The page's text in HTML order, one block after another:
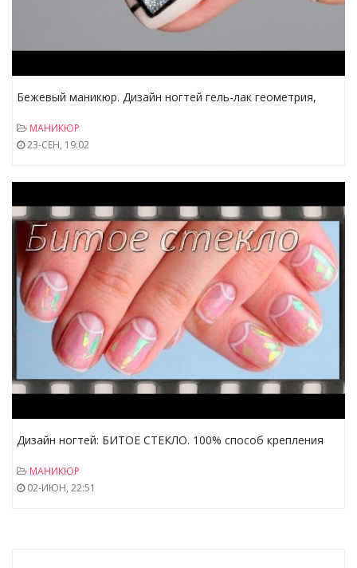
Бежевый маникюр. Дизайн ногтей гель-лак геометрия,
МАНИКЮР
23-СЕН, 19:02
Дизайн ногтей: БИТОЕ СТЕКЛО. 100% способ крепления
МАНИКЮР
02-ИЮН, 22:51